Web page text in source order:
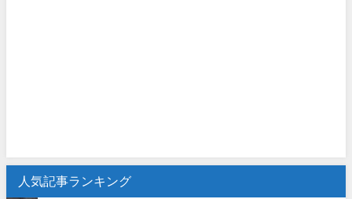
人気記事ランキング